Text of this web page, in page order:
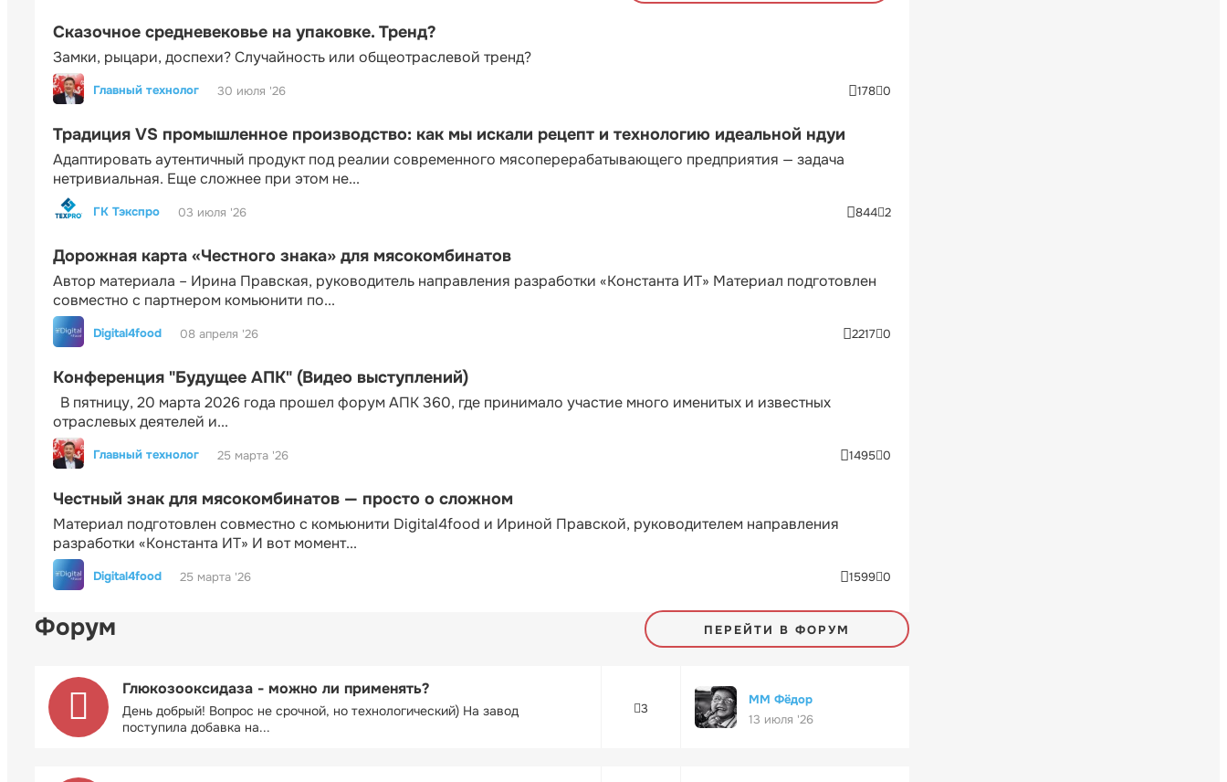
Сказочное средневековье на упаковке. Тренд?
Замки, рыцари, доспехи? Случайность или общеотраслевой тренд?
Главный технолог 30 июля '26 178 0
Традиция VS промышленное производство: как мы искали рецепт и технологию идеальной ндуи
Адаптировать аутентичный продукт под реалии современного мясоперерабатывающего предприятия — задача
нетривиальная. Еще сложнее при этом не...
ГК Тэкспро 03 июля '26 844 2
Дорожная карта «Честного знака» для мясокомбинатов
Автор материала – Ирина Правская, руководитель направления разработки «Константа ИТ» Материал подготовлен
совместно с партнером комьюнити по...
Digital4food 08 апреля '26 2217 0
Конференция "Будущее АПК" (Видео выступлений)
В пятницу, 20 марта 2026 года прошел форум АПК 360, где принимало участие много именитых и известных
отраслевых деятелей и...
Главный технолог 25 марта '26 1495 0
Честный знак для мясокомбинатов — просто о сложном
Материал подготовлен совместно с комьюнити Digital4food и Ириной Правской, руководителем направления
разработки «Константа ИТ» И вот момент...
Digital4food 25 марта '26 1599 0
Форум ПЕРЕЙТИ В ФОРУМ
Глюкозооксидаза - можно ли применять?
День добрый! Вопрос не срочной, но технологический) На завод
поступила добавка на...
3
ММ Фёдор
13 июля '26